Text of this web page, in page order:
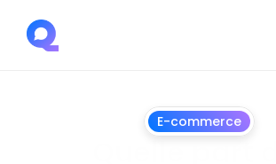
E-commerce